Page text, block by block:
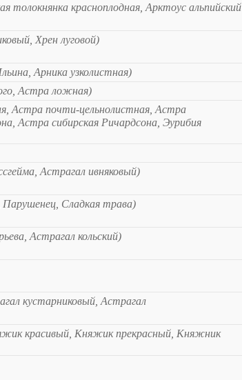
толокнянка красноплодная, Арктоус альпийский
Хрен луговой)
Арника узколистная)
Астра ложная)
Астра почти-цельнолистная, Астра
Астра сибирская Ричардсона, Эурибия
Астрагал ивняковый)
Парушенец, Сладкая трава)
Астрагал кольский)
кустарниковый, Астрагал
красивый, Княжик прекрасный, Княжник